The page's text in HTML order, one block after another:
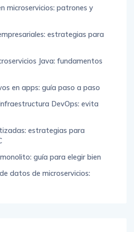
microservicios: patrones y
estrategias para
Java: fundamentos
en apps: guía paso a paso
DevOps: evita
estrategias para
guía para elegir bien
datos de microservicios: